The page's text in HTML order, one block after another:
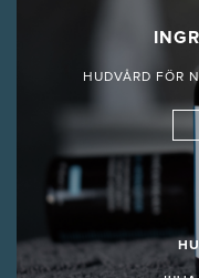
HUDVÅRD FÖR